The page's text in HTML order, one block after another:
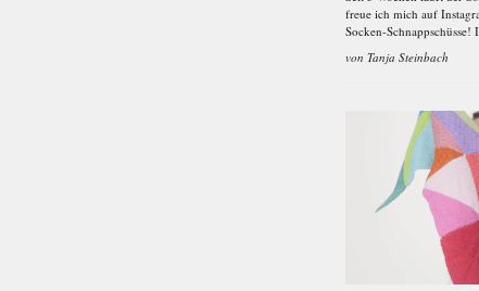
freue ich mich auf
Socken-Schnappschüsse!
von Tanja Steinbach